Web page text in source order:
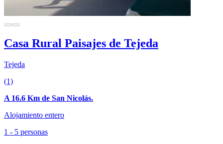
Casa Rural Paisajes de Tejeda
Tejeda
(1)
A 16.6 Km de San Nicolás.
Alojamiento entero
1 - 5 personas